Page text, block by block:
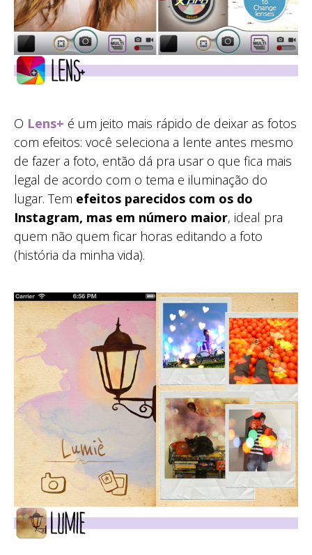
O Lens+ é um jeito mais rápido de deixar as fotos
com efeitos: você seleciona a lente antes mesmo
de fazer a foto, então dá pra usar o que fica mais
legal de acordo com o tema e iluminação do
lugar. Tem efeitos parecidos com os do
Instagram, mas em número maior, ideal pra
quem não quem ficar horas editando a foto
(história da minha vida).